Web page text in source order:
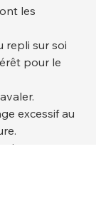
les
repli sur soi
pour le
excessif au
inaperçu ou